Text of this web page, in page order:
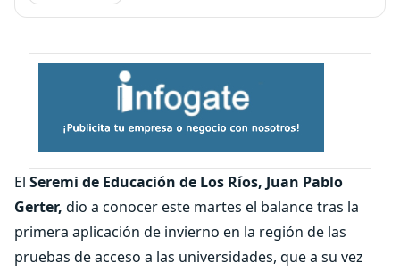
El Seremi de Educación de Los Ríos, Juan Pablo
Gerter, dio a conocer este martes el balance tras la
primera aplicación de invierno en la región de las
pruebas de acceso a las universidades, que a su vez